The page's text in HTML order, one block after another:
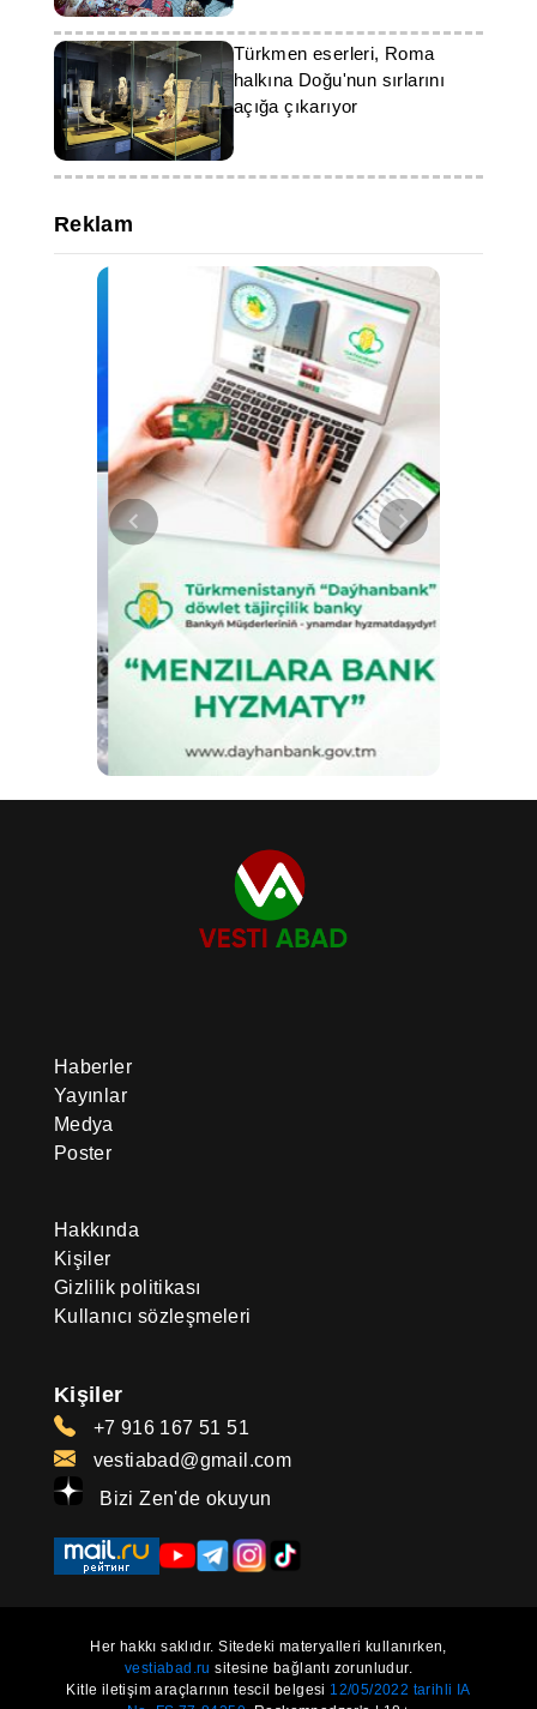
Türkmen eserleri, Roma
halkına Doğu'nun sırlarını
açığa çıkarıyor
Reklam
Haberler
Yayınlar
Medya
Poster
Hakkında
Kişiler
Gizlilik politikası
Kullanıcı sözleşmeleri
Kişiler
+7 916 167 51 51
vestiabad@gmail.com
Bizi Zen'de okuyun
Her hakkı saklıdır. Sitedeki materyalleri kullanırken,
vestiabad.ru sitesine bağlantı zorunludur.
Kitle iletişim araçlarının tescil belgesi 12/05/2022 tarihli IA